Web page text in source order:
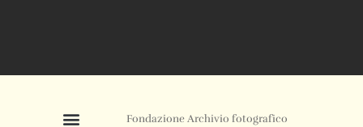
Fondazione Archivio fotografico